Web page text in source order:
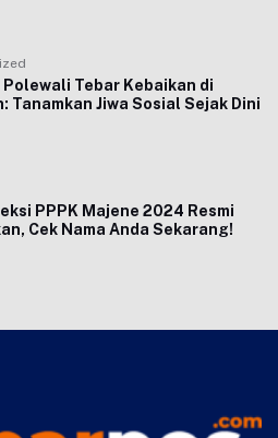
Polewali Tebar Kebaikan di
Tanamkan Jiwa Sosial Sejak Dini
PPPK Majene 2024 Resmi
Cek Nama Anda Sekarang!